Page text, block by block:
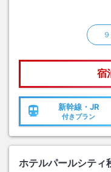
宿
新幹線・JR
付きプラン
ホテルパールシティ